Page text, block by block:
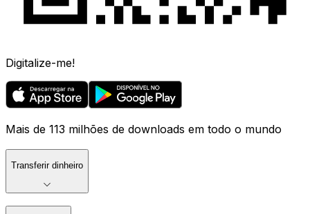
Digitalize-me!
Mais de 113 milhões de downloads em todo o mundo
Transferir dinheiro